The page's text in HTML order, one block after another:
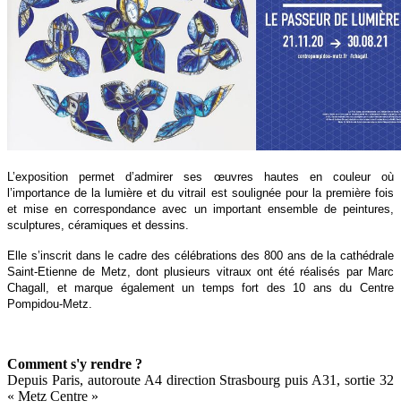
L’exposition permet d’admirer ses œuvres hautes en couleur où
l’importance de la lumière et du vitrail est soulignée pour la première fois
et mise en correspondance avec un important ensemble de peintures,
sculptures, céramiques et dessins.
Elle s’inscrit dans le cadre des célébrations des 800 ans de la cathédrale
Saint-Etienne de Metz, dont plusieurs vitraux ont été réalisés par Marc
Chagall, et marque également un temps fort des 10 ans du Centre
Pompidou-Metz.
Comment s'y rendre ?
Depuis Paris, autoroute A4 direction Strasbourg puis A31, sortie 32
« Metz Centre »